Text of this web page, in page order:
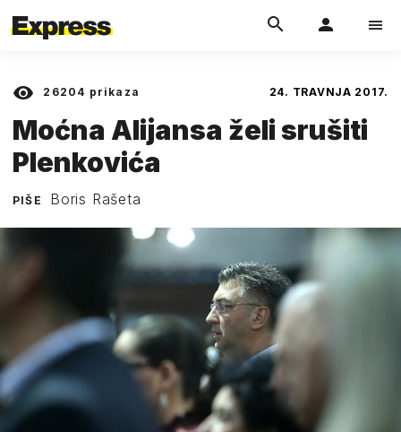
26204 prikaza 24. TRAVNJA 2017.
Moćna Alijansa želi srušiti
Plenkovića
PIŠE Boris Rašeta